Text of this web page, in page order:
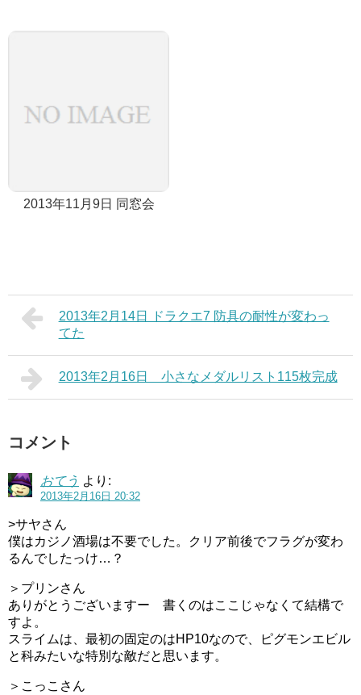
2013年11月9日 同窓会
2013年2月14日 ドラクエ7 防具の耐性が変わっ
てた
2013年2月16日 小さなメダルリスト115枚完成
コメント
おてう より:
2013年2月16日 20:32
>サヤさん
僕はカジノ酒場は不要でした。クリア前後でフラグが変わ
るんでしたっけ…？
＞プリンさん
ありがとうございますー 書くのはここじゃなくて結構で
すよ。
スライムは、最初の固定のはHP10なので、ピグモンエビル
と科みたいな特別な敵だと思います。
＞こっこさん